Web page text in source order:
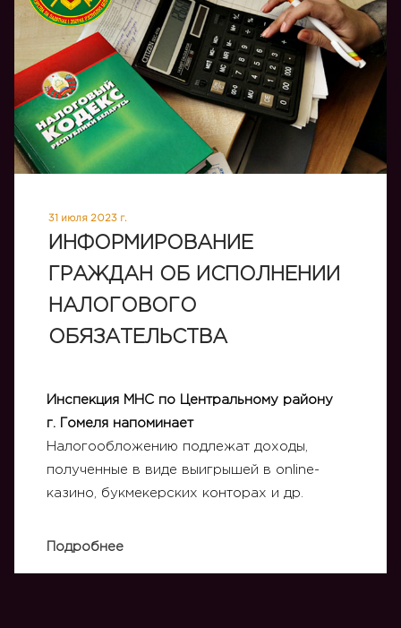
31 июля 2023 г.
ИНФОРМИРОВАНИЕ
ГРАЖДАН ОБ ИСПОЛНЕНИИ
НАЛОГОВОГО
ОБЯЗАТЕЛЬСТВА
Инспекция МНС по Центральному району
г. Гомеля напоминает
Налогообложению подлежат доходы,
полученные в виде выигрышей в online-
казино, букмекерских конторах и др.
Подробнее